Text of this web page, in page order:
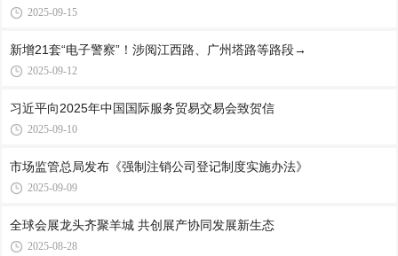
2025-09-15
新增21套“电子警察”！涉阅江西路、广州塔路等路段→
2025-09-12
习近平向2025年中国国际服务贸易交易会致贺信
2025-09-10
市场监管总局发布《强制注销公司登记制度实施办法》
2025-09-09
全球会展龙头齐聚羊城 共创展产协同发展新生态
2025-08-28